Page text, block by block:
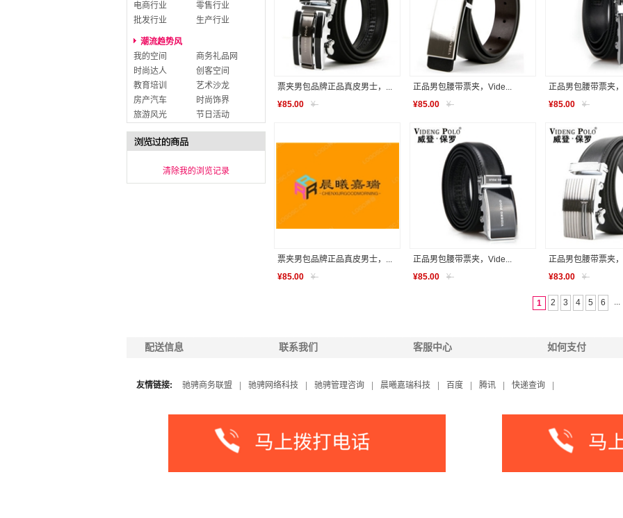
电商行业
零售行业
批发行业
生产行业
潮流趋势风
我的空间
商务礼品网
时尚达人
创客空间
教育培训
艺术沙龙
房产汽车
时尚饰界
旅游风光
节日活动
清除我的浏览记录
票夹男包品牌正品真皮男士，...
¥85.00 ¥-
正品男包腰带票夹，Vide...
¥85.00 ¥-
正品男包腰带票夹
¥85.00 ¥-
票夹男包品牌正品真皮男士，...
¥85.00 ¥-
正品男包腰带票夹，Vide...
¥85.00 ¥-
正品男包腰带票夹
¥83.00 ¥-
1 2 3 4 5 6 ...
配送信息 联系我们 客服中心 如何支付
友情链接: 驰骋商务联盟 驰骋网络科技 驰骋管理咨询 晨曦嘉瑞科技 百度 腾讯 快递查询